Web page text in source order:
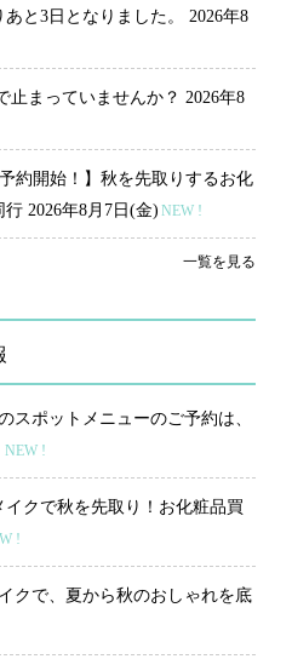
と3日となりました。 2026年8
止まっていませんか？ 2026年8
予約開始！】秋を先取りするお化
行 2026年8月7日(金) NEW !
一覧を見る
スポットメニューのご予約は、
NEW !
イクで秋を先取り！お化粧品買
!
クで、夏から秋のおしゃれを底